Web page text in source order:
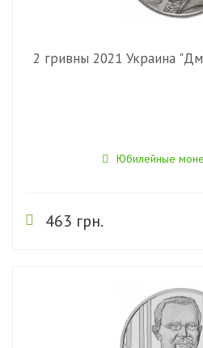
2 гривны 2021 Украина
Юбилейные
463 грн.